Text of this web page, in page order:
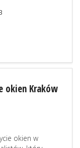
okien Kraków
okien w